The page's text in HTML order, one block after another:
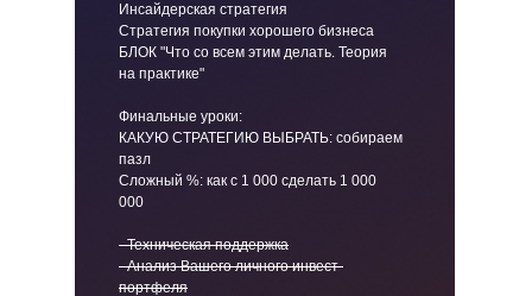
Инсайдерская стратегия
Стратегия покупки хорошего бизнеса
БЛОК "Что со всем этим делать. Теория
на практике"
Финальные уроки:
КАКУЮ СТРАТЕГИЮ ВЫБРАТЬ: собираем
пазл
Сложный %: как с 1 000 сделать 1 000
000
- Техническая поддержка
- Анализ Вашего личного инвест-
портфеля